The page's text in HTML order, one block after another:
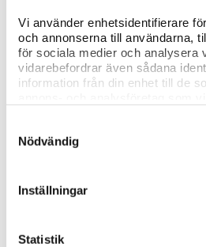
Vi använder enhetsidentifierare
och annonserna till användarna,
för sociala medier och analysera
vidarebefordrar även sådana
information från din enhet till de
information som du har
samlat in när du har använt deras
Nödvändig
Inställningar
Statistik
Portioner
4 st